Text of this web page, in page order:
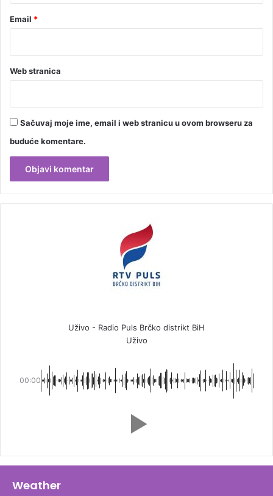
Email *
Web stranica
Sačuvaj moje ime, email i web stranicu u ovom browseru za
buduće komentare.
Uživo - Radio Puls Brčko distrikt BiH
Uživo
00:00
Weather